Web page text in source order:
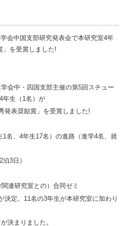
会中国支部研究発表会で本研究室4年
」を受賞しました!
会中・四国支部主催の第5回スチュー
年生（1名）が
賞」を受賞しました!
名、4年生17名）の進路（進学4名、就
3日）
連研究室との）合同ゼミ
決定。11名の3年生が本研究室に加わり
決まりました。